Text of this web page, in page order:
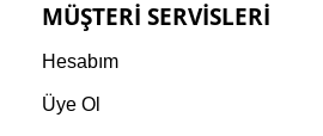
MÜŞTERI SERVISLERI
Hesabım
Üye Ol